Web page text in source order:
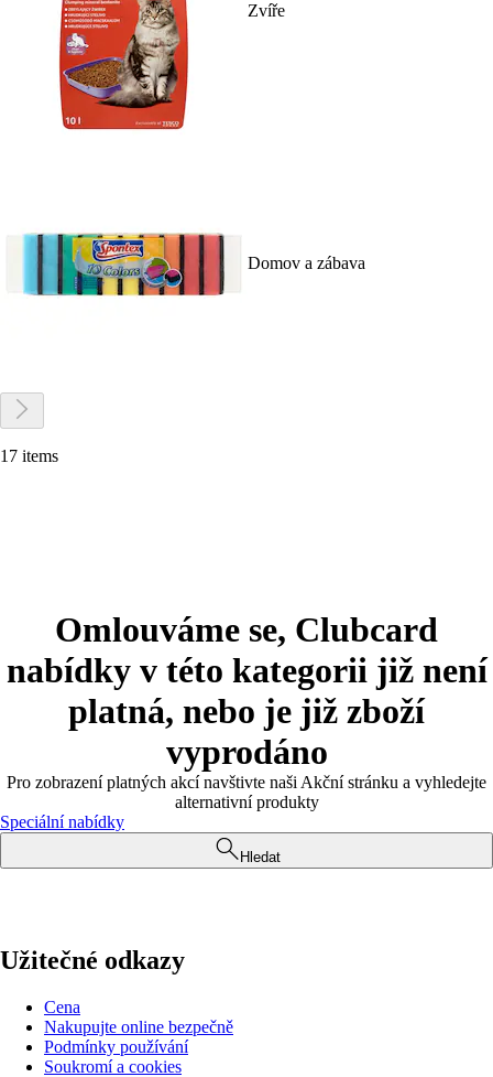
Zvíře
Domov a zábava
17 items
Omlouváme se, Clubcard
nabídky v této kategorii již není
platná, nebo je již zboží
vyprodáno
Pro zobrazení platných akcí navštivte naši Akční stránku a vyhledejte
alternativní produkty
Speciální nabídky
Hledat
Užitečné odkazy
Cena
Nakupujte online bezpečně
Podmínky používání
Soukromí a cookies